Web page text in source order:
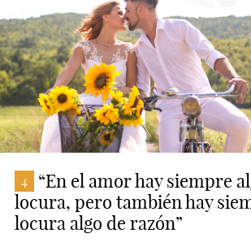
4
“En el amor hay siempre
locura, pero también hay
locura algo de razón”